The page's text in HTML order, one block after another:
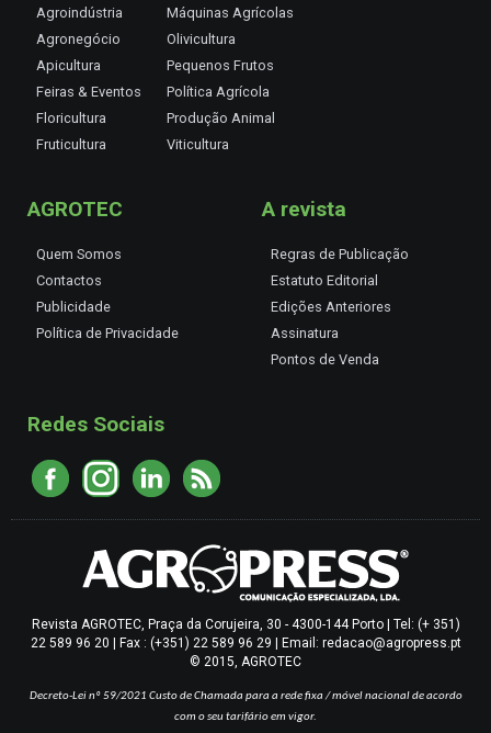
Agroindústria
Agronegócio
Apicultura
Feiras & Eventos
Floricultura
Fruticultura
Máquinas Agrícolas
Olivicultura
Pequenos Frutos
Política Agrícola
Produção Animal
Viticultura
AGROTEC
Quem Somos
Contactos
Publicidade
Política de Privacidade
A revista
Regras de Publicação
Estatuto Editorial
Edições Anteriores
Assinatura
Pontos de Venda
Redes Sociais
Revista AGROTEC, Praça da Corujeira, 30 - 4300-144 Porto | Tel: (+ 351)
22 589 96 20 | Fax : (+351) 22 589 96 29 | Email: redacao@agropress.pt
© 2015, AGROTEC
Decreto-Lei nº 59/2021 Custo de Chamada para a rede fixa / móvel nacional de acordo
com o seu tarifário em vigor.